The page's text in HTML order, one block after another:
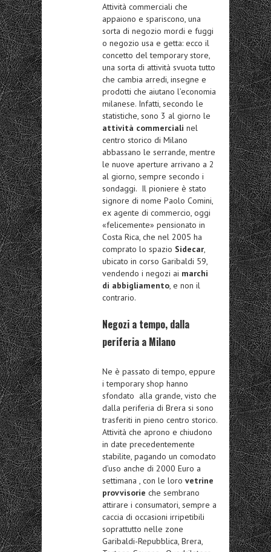
Attività commerciali che
appaiono e spariscono, una
sorta di negozio mordi e fuggi
o negozio usa e getta: ecco il
concetto del temporary store,
una sorta di attività svuota tutto
che cambia arredi, insegne e
prodotti che aiutano l’economia
milanese. Infatti, secondo le
statistiche, sono 3 al giorno le
attività commerciali nel
centro storico di Milano
abbassano le serrande, mentre
le nuove aperture arrivano a 2
al giorno, sempre secondo i
sondaggi. Il pioniere è stato
signore di nome Paolo Comini,
ex agente di commercio, oggi
«felicemente» pensionato in
Costa Rica, che nel 2005 ha
comprato lo spazio Sidecar,
ubicato in corso Garibaldi 59,
vendendo i negozi ai marchi
di abbigliamento, e non il
contrario.
Negozi a tempo, dalla
periferia a Milano
Ne è passato di tempo, eppure
i temporary shop hanno
sfondato alla grande, visto che
dalla periferia di Brera si sono
trasferiti in pieno centro storico.
Attività che aprono e chiudono
in date precedentemente
stabilite, pagando un comodato
d’uso anche di 2000 Euro a
settimana , con le loro vetrine
provvisorie che sembrano
attirare i consumatori, sempre a
caccia di occasioni irripetibili
soprattutto nelle zone
Garibaldi-Repubblica, Brera,